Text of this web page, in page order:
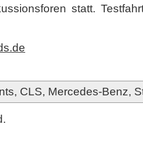
statt.
, CLS, Mercedes-Benz,